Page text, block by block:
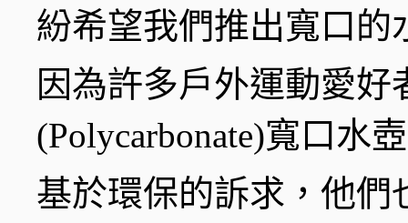
紛希望我們推出寬口的
因為許多戶外運動愛
(Polycarbonate)寬口水
基於環保的訴求，他們